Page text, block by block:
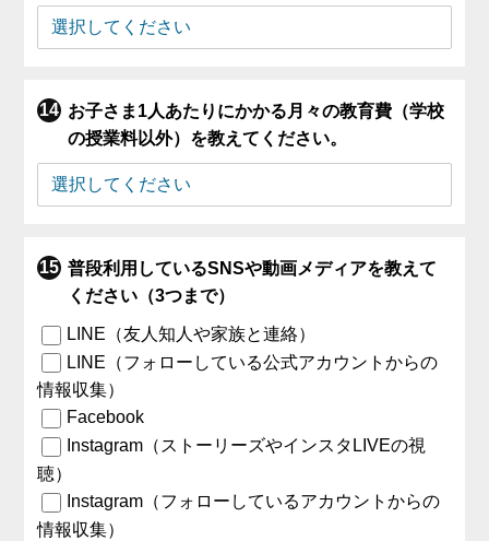
お子さま1人あたりにかかる月々の教育費（学校
の授業料以外）を教えてください。
普段利用しているSNSや動画メディアを教えて
ください（3つまで）
LINE（友人知人や家族と連絡）
LINE（フォローしている公式アカウントからの
情報収集）
Facebook
Instagram（ストーリーズやインスタLIVEの視
聴）
Instagram（フォローしているアカウントからの
情報収集）